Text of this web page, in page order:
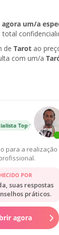
um/a
de Tarot ao
com um/a
Top·12 000
para a realização
POR
suas respostas
práticos.
agora